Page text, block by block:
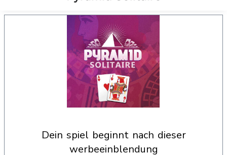
dein spiel beginnt nach dieser
werbeeinblendung